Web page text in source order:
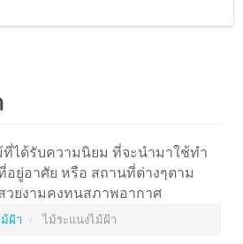
ที่ได้รับความนิยม ที่จะนำมาใช้ทำ
อยู่อาศัย หรือ สถานที่ต่างๆตาม
วยงามคงทนสภาพอากาศ
ฝ้า ไม้ระแนงไม้ฝ้า